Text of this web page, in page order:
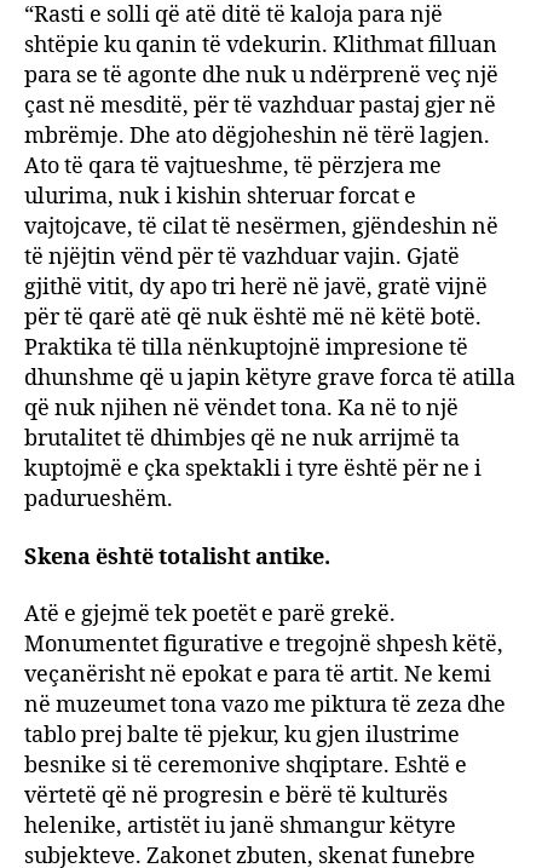
“Rasti e solli që atë ditë të kaloja para një
shtëpie ku qanin të vdekurin. Klithmat filluan
para se të agonte dhe nuk u ndërprenë veç një
çast në mesditë, për të vazhduar pastaj gjer në
mbrëmje. Dhe ato dëgjoheshin në tërë lagjen.
Ato të qara të vajtueshme, të përzjera me
ulurima, nuk i kishin shteruar forcat e
vajtojcave, të cilat të nesërmen, gjëndeshin në
të njëjtin vënd për të vazhduar vajin. Gjatë
gjithë vitit, dy apo tri herë në javë, gratë vijnë
për të qarë atë që nuk është më në këtë botë.
Praktika të tilla nënkuptojnë impresione të
dhunshme që u japin këtyre grave forca të atilla
që nuk njihen në vëndet tona. Ka në to një
brutalitet të dhimbjes që ne nuk arrijmë ta
kuptojmë e çka spektakli i tyre është për ne i
padurueshëm.
Skena është totalisht antike.
Atë e gjejmë tek poetët e parë grekë.
Monumentet figurative e tregojnë shpesh këtë,
veçanërisht në epokat e para të artit. Ne kemi
në muzeumet tona vazo me piktura të zeza dhe
tablo prej balte të pjekur, ku gjen ilustrime
besnike si të ceremonive shqiptare. Eshtë e
vërtetë që në progresin e bërë të kulturës
helenike, artistët iu janë shmangur këtyre
subjekteve. Zakonet zbuten, skenat funebre